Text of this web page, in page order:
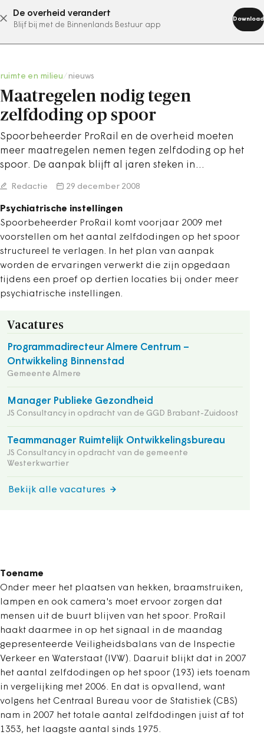
De overheid verandert
Blijf bij met de Binnenlands Bestuur app
Download
abonneer nu
ruimte en milieu nieuws
Maatregelen nodig tegen
zelfdoding op spoor
Spoorbeheerder ProRail en de overheid moeten
meer maatregelen nemen tegen zelfdoding op het
spoor. De aanpak blijft al jaren steken in…
Redactie 29 december 2008
Psychiatrische instellingen
Spoorbeheerder ProRail komt voorjaar 2009 met
voorstellen om het aantal zelfdodingen op het spoor
structureel te verlagen. In het plan van aanpak
worden de ervaringen verwerkt die zijn opgedaan
tijdens een proef op dertien locaties bij onder meer
psychiatrische instellingen.
Vacatures
Programmadirecteur Almere Centrum –
Ontwikkeling Binnenstad
Gemeente Almere
Manager Publieke Gezondheid
JS Consultancy in opdracht van de GGD Brabant-Zuidoost
Teammanager Ruimtelijk Ontwikkelingsbureau
JS Consultancy in opdracht van de gemeente
Westerkwartier
Bekijk alle vacatures
Toename
Onder meer het plaatsen van hekken, braamstruiken,
lampen en ook camera's moet ervoor zorgen dat
mensen uit de buurt blijven van het spoor. ProRail
haakt daarmee in op het signaal in de maandag
gepresenteerde Veiligheidsbalans van de Inspectie
Verkeer en Waterstaat (IVW). Daaruit blijkt dat in 2007
het aantal zelfdodingen op het spoor (193) iets toenam
in vergelijking met 2006. En dat is opvallend, want
volgens het Centraal Bureau voor de Statistiek (CBS)
nam in 2007 het totale aantal zelfdodingen juist af tot
1353, het laagste aantal sinds 1975.